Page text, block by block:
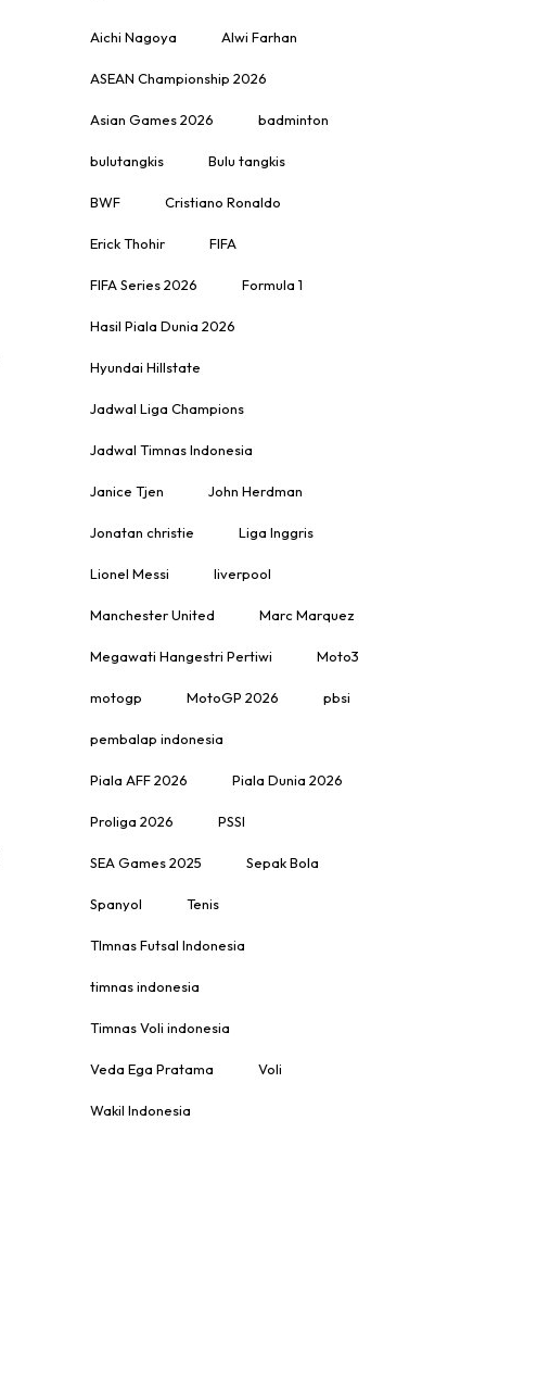
Aichi Nagoya Alwi Farhan
ASEAN Championship 2026
Asian Games 2026 badminton
bulutangkis Bulu tangkis
BWF Cristiano Ronaldo
Erick Thohir FIFA
FIFA Series 2026 Formula 1
Hasil Piala Dunia 2026
Hyundai Hillstate
Jadwal Liga Champions
Jadwal Timnas Indonesia
Janice Tjen John Herdman
Jonatan christie Liga Inggris
Lionel Messi liverpool
Manchester United Marc Marquez
Megawati Hangestri Pertiwi Moto3
motogp MotoGP 2026 pbsi
pembalap indonesia
Piala AFF 2026 Piala Dunia 2026
Proliga 2026 PSSI
SEA Games 2025 Sepak Bola
Spanyol Tenis
TImnas Futsal Indonesia
timnas indonesia
Timnas Voli indonesia
Veda Ega Pratama Voli
Wakil Indonesia